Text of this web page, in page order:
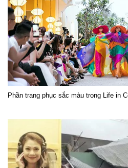
Phần trang phục sắc màu trong Life in